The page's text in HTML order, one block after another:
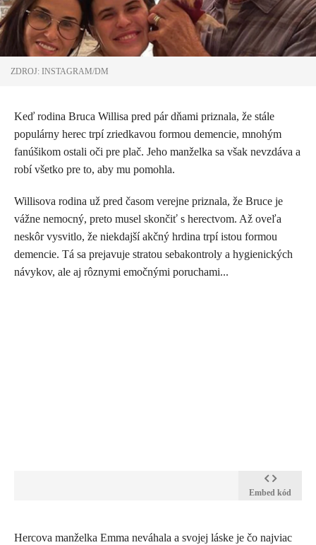
ZDROJ: INSTAGRAM/DM
Keď rodina Bruca Willisa pred pár dňami priznala, že stále
populárny herec trpí zriedkavou formou demencie, mnohým
fanúšikom ostali oči pre plač. Jeho manželka sa však nevzdáva a
robí všetko pre to, aby mu pomohla.
Willisova rodina už pred časom verejne priznala, že Bruce je
vážne nemocný, preto musel skončiť s herectvom. Až oveľa
neskôr vysvitlo, že niekdajší akčný hrdina trpí istou formou
demencie. Tá sa prejavuje stratou sebakontroly a hygienických
návykov, ale aj rôznymi emočnými poruchami...
Embed kód
​Hercova manželka Emma neváhala a svojej láske je čo najviac